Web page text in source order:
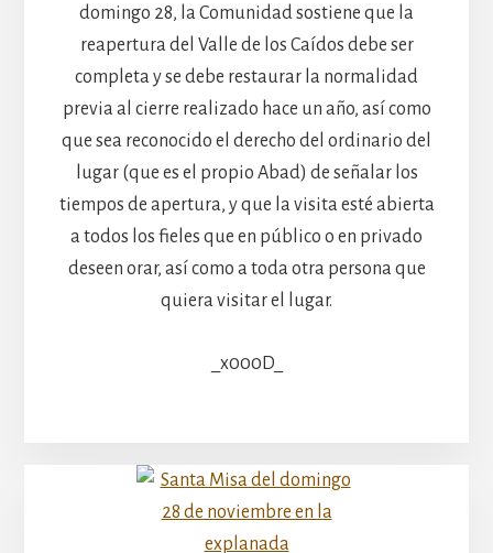
domingo 28, la Comunidad sostiene que la
reapertura del Valle de los Caídos debe ser
completa y se debe restaurar la normalidad
previa al cierre realizado hace un año, así como
que sea reconocido el derecho del ordinario del
lugar (que es el propio Abad) de señalar los
tiempos de apertura, y que la visita esté abierta
a todos los fieles que en público o en privado
deseen orar, así como a toda otra persona que
quiera visitar el lugar.
_x000D_